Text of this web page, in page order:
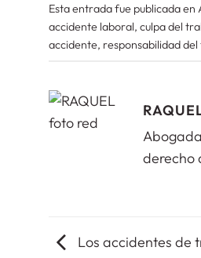
Esta entrada fue publicada en
accidente laboral, culpa del
accidente, responsabilidad
derecho
Los accidentes de